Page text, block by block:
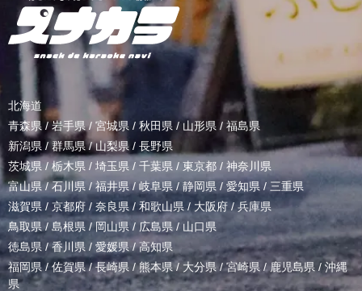
北海道
青森県 /岩手県/ 宮城県 / 秋田県 / 山形県 / 福島県
新潟県 /群馬県/山梨県 / 長野県
茨城県 / 栃木県 / 埼玉県 / 千葉県 / 東京都 / 神奈川県
富山県 /石川県 / 福井県/岐阜県 / 静岡県 / 愛知県 / 三重県
滋賀県 / 京都府 / 奈良県 / 和歌山県 / 大阪府 /兵庫県
鳥取県 / 島根県 /岡山県/ 広島県 / 山口県
徳島県 /香川県 / 愛媛県/高知県
福岡県 / 佐賀県/長崎県 /熊本県 / 大分県/宮崎県 / 鹿児島県 / 沖縄
県